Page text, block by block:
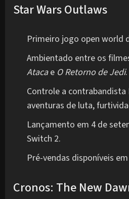
Star Wars Outlaws
Primeiro jogo open world
Ambientado entre os
Atacae O Retorno de Jedi.
Controle a contrabandista
aventuras de luta,
Lançamento em 4 de
Switch 2.
Pré-vendas disponíveis
Cronos: The New